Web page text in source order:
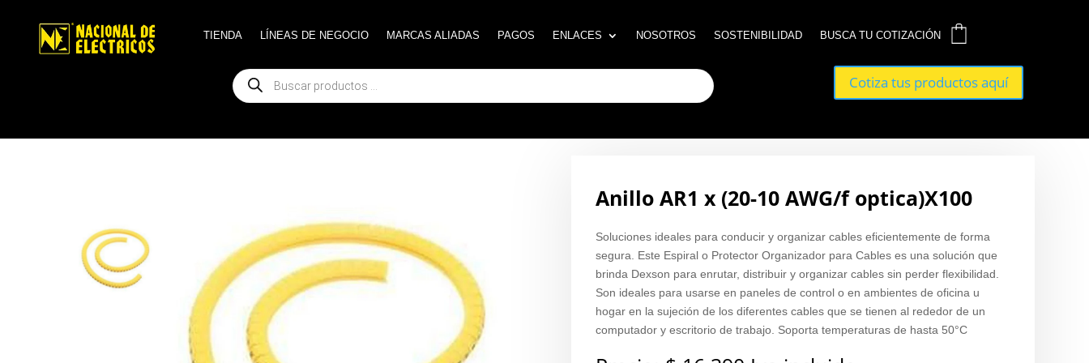
TIENDA LÍNEAS DE NEGOCIO MARCAS ALIADAS PAGOS ENLACES NOSOTROS SOSTENIBILIDAD BUSCA TU COTIZACIÓN
Búsqueda
de
productos
Cotiza tus productos aquí
TIENDA LÍNEAS DE NEGOCIO MARCAS ALIADAS PAGOS ENLACES NOSOTROS SOSTENIBILIDAD BUSCA TU COTIZACIÓN
Búsqueda
de
productos
Cotiza tus productos aquí
Anillo AR1 x (20-10 AWG/f optica)X100
Soluciones ideales para conducir y organizar cables eficientemente de forma
segura. Este Espiral o Protector Organizador para Cables es una solución que
brinda Dexson para enrutar, distribuir y organizar cables sin perder flexibilidad.
Son ideales para usarse en paneles de control o en ambientes de oficina u
hogar en la sujeción de los diferentes cables que se tienen al rededor de un
computador y escritorio de trabajo. Soporta temperaturas de hasta 50°C